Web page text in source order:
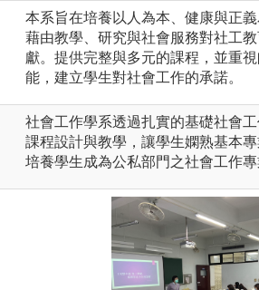
本系旨在培養以人為本、健康與正
藉由教學、研究與社會服務對社工
獻。提供完整與多元的課程，並重
能，建立學生對社會工作的承諾。
社會工作學系透過扎實的基礎社會
課程設計與教學，讓學生嫻熟基本
培養學生成為公私部門之社會工作專